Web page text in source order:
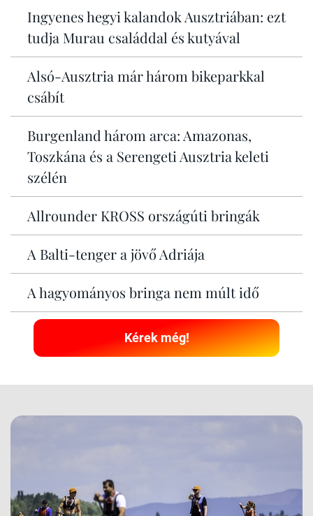
Ingyenes hegyi kalandok Ausztriában: ezt
tudja Murau családdal és kutyával
Alsó-Ausztria már három bikeparkkal
csábít
Burgenland három arca: Amazonas,
Toszkána és a Serengeti Ausztria keleti
szélén
Allrounder KROSS országúti bringák
A Balti-tenger a jövő Adriája
A hagyományos bringa nem múlt idő
Kérek még!